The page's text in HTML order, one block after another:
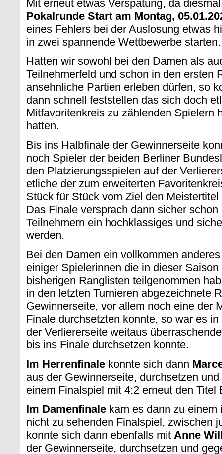
Mit erneut etwas Verspätung, da
Pokalrunde Start am Montag,
eines Fehlers bei der Auslosung etwas
in zwei spannende Wettbewerbe starten.
Hatten wir sowohl bei den Damen als
Teilnehmerfeld und schon in den ersten
ansehnliche Partien erleben dürfen, so
dann schnell feststellen das sich doch
Mitfavoritenkreis zu zählenden Spielern
hatten.
Bis ins Halbfinale der Gewinnerseite
noch Spieler der beiden Berliner
den Platzierungsspielen auf der
etliche der zum erweiterten
Stück für Stück vom Ziel den
Das Finale versprach dann sicher
Teilnehmern ein hochklassiges und
werden.
Bei den Damen ein vollkommen
einiger Spielerinnen die in dieser
bisherigen Ranglisten teilgenommen
in den letzten Turnieren abgezeichnete
Gewinnerseite, vor allem noch eine der
Finale durchsetzten konnte, so war es
der Verliererseite weitaus
bis ins Finale durchsetzen konnte.
Im Herrenfinale konnte sich dann
aus der Gewinnerseite, durchsetzen
einem Finalspiel mit 4:2 erneut den
Im Damenfinale kam es dann zu
nicht zu sehenden Finalspiel, zwischen
konnte sich dann ebenfalls mit Anne
der Gewinnerseite, durchsetzen und